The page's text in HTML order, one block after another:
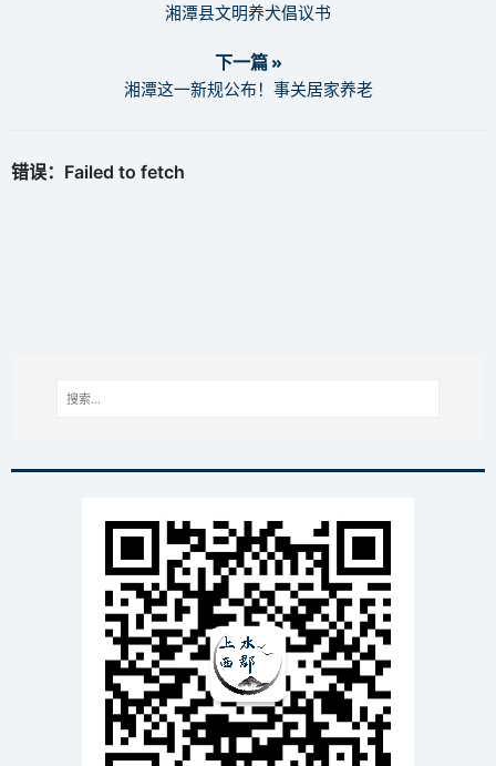
湘潭县文明养犬倡议书
下一篇 »
湘潭这一新规公布！事关居家养老